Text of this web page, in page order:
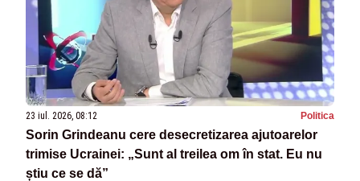
23 iul. 2026, 08:12 Politica
Sorin Grindeanu cere desecretizarea ajutoarelor
trimise Ucrainei: „Sunt al treilea om în stat. Eu nu
știu ce se dă”